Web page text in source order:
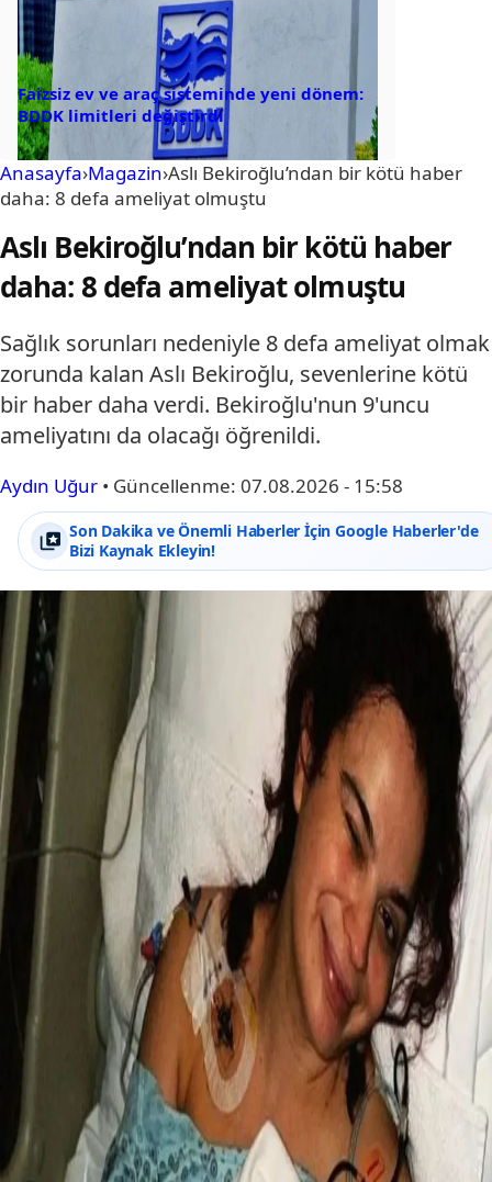
Faizsiz ev ve araç sisteminde yeni dönem:
BDDK limitleri değiştirdi
Anasayfa›Magazin›Aslı Bekiroğlu’ndan bir kötü haber
daha: 8 defa ameliyat olmuştu
Aslı Bekiroğlu’ndan bir kötü haber
daha: 8 defa ameliyat olmuştu
Sağlık sorunları nedeniyle 8 defa ameliyat olmak
zorunda kalan Aslı Bekiroğlu, sevenlerine kötü
bir haber daha verdi. Bekiroğlu'nun 9'uncu
ameliyatını da olacağı öğrenildi.
Aydın Uğur • Güncellenme: 07.08.2026 - 15:58
Son Dakika ve Önemli Haberler İçin Google Haberler'de
Bizi Kaynak Ekleyin!